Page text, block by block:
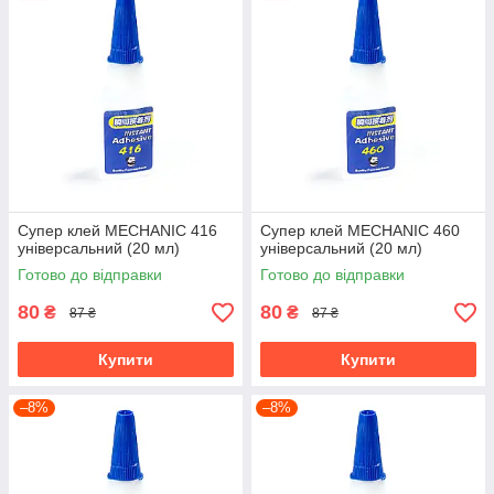
Супер клей MECHANIC 416
універсальний (20 мл)
Готово до відправки
80 ₴ 87 ₴
Купити
Супер клей MECHANIC 460
універсальний (20 мл)
Готово до відправки
80 ₴ 87 ₴
Купити
–8% –8%